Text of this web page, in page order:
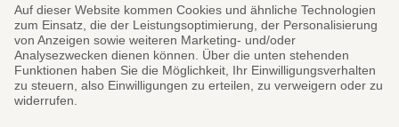
Bewerbung
Kontakt
Impressum